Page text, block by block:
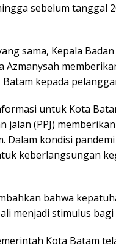
sebelum tanggal
sama, Kepala
Azmanysah
kepada
untuk Kota
jalan (PPJ)
Dalam kondisi
keberlangsungan
bahwa
menjadi stimulus bagi
Kota Batam